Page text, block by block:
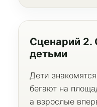
Сценарий 2.
детьми
Дети
бегают на
а взрослые